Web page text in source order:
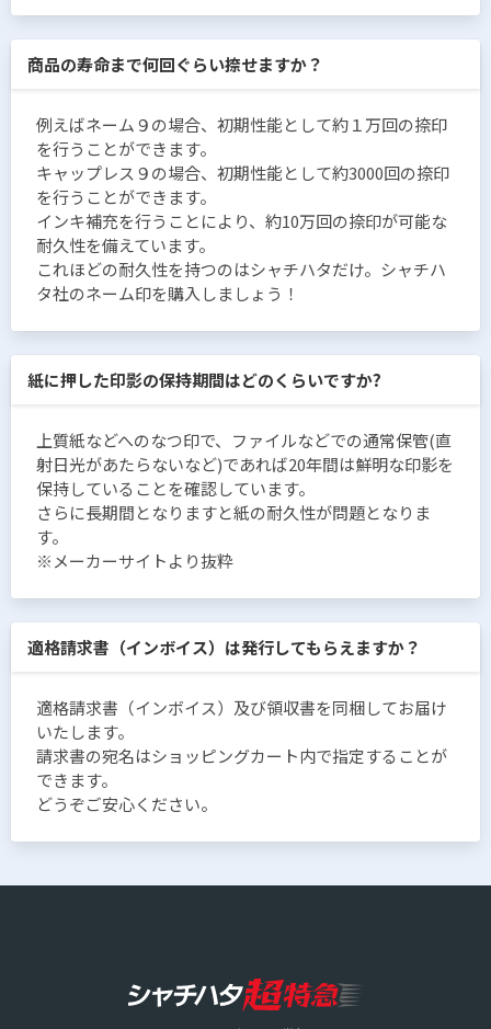
商品の寿命まで何回ぐらい捺せますか？
例えばネーム９の場合、初期性能として約１万回の捺印
を行うことができます。
キャップレス９の場合、初期性能として約3000回の捺印
を行うことができます。
インキ補充を行うことにより、約10万回の捺印が可能な
耐久性を備えています。
これほどの耐久性を持つのはシャチハタだけ。シャチハ
タ社のネーム印を購入しましょう！
紙に押した印影の保持期間はどのくらいですか?
上質紙などへのなつ印で、ファイルなどでの通常保管(直
射日光があたらないなど)であれば20年間は鮮明な印影を
保持していることを確認しています。
さらに長期間となりますと紙の耐久性が問題となりま
す。
※メーカーサイトより抜粋
適格請求書（インボイス）は発行してもらえますか？
適格請求書（インボイス）及び領収書を同梱してお届け
いたします。
請求書の宛名はショッピングカート内で指定することが
できます。
どうぞご安心ください。